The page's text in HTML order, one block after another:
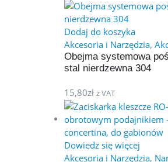
Dodaj do koszyka
Akcesoria i Narzędzia,
Obejma systemowa
stal nierdzewna 304
15,80zł z VAT
Dowiedz się więcej
Akcesoria i Narzędzia,